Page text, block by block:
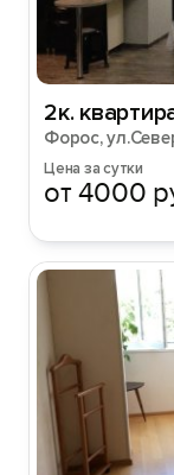
2к.
Форос,
Цена за сутки
от 4000